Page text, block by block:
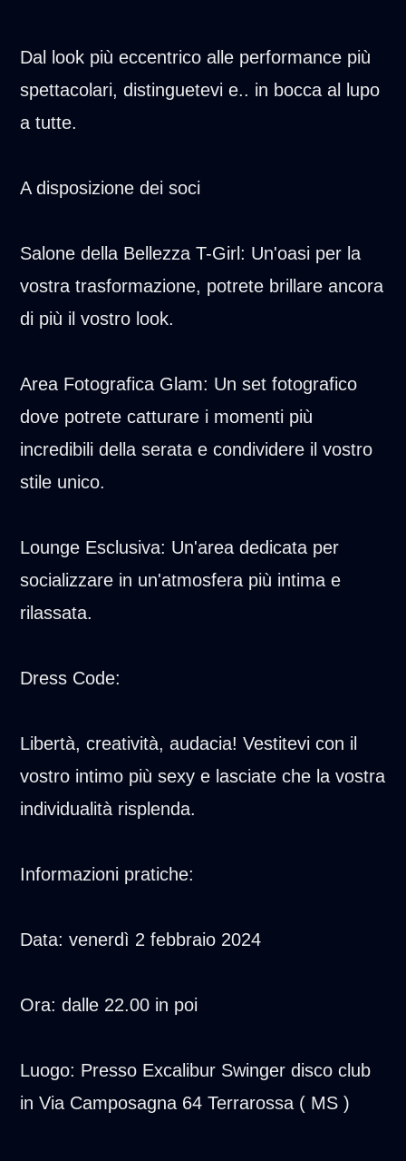
Dal look più eccentrico alle performance più
spettacolari, distinguetevi e.. in bocca al lupo
a tutte.
A disposizione dei soci
Salone della Bellezza T-Girl: Un'oasi per la
vostra trasformazione, potrete brillare ancora
di più il vostro look.
Area Fotografica Glam: Un set fotografico
dove potrete catturare i momenti più
incredibili della serata e condividere il vostro
stile unico.
Lounge Esclusiva: Un'area dedicata per
socializzare in un'atmosfera più intima e
rilassata.
Dress Code:
Libertà, creatività, audacia! Vestitevi con il
vostro intimo più sexy e lasciate che la vostra
individualità risplenda.
Informazioni pratiche:
Data: venerdì 2 febbraio 2024
Ora: dalle 22.00 in poi
Luogo: Presso Excalibur Swinger disco club
in Via Camposagna 64 Terrarossa ( MS )